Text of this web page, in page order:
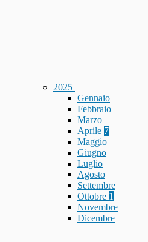
2025
Gennaio
Febbraio
Marzo
Aprile 7
Maggio
Giugno
Luglio
Agosto
Settembre
Ottobre 1
Novembre
Dicembre